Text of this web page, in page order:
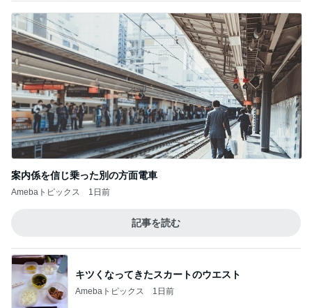
案内係を信じ乗った別の方面電車
Amebaトピックス 1日前
記事を読む
キツくなってきたスカートのウエスト
Amebaトピックス 1日前